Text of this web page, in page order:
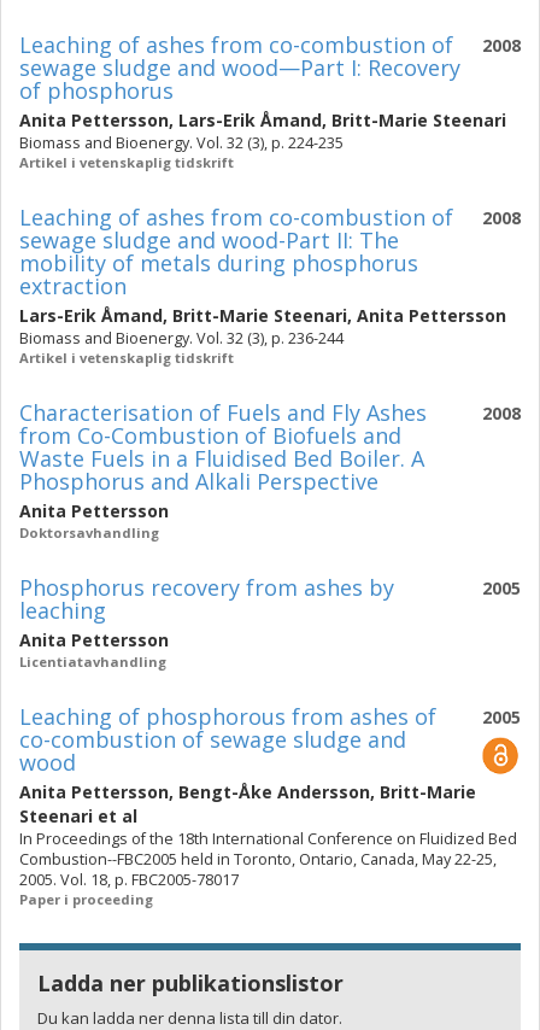
2008
Leaching of ashes from co-combustion of
sewage sludge and wood—Part I: Recovery
of phosphorus
Anita Pettersson, Lars-Erik Åmand, Britt-Marie Steenari
Biomass and Bioenergy. Vol. 32 (3), p. 224-235
Artikel i vetenskaplig tidskrift
2008
Leaching of ashes from co-combustion of
sewage sludge and wood-Part II: The
mobility of metals during phosphorus
extraction
Lars-Erik Åmand, Britt-Marie Steenari, Anita Pettersson
Biomass and Bioenergy. Vol. 32 (3), p. 236-244
Artikel i vetenskaplig tidskrift
2008
Characterisation of Fuels and Fly Ashes
from Co-Combustion of Biofuels and
Waste Fuels in a Fluidised Bed Boiler. A
Phosphorus and Alkali Perspective
Anita Pettersson
Doktorsavhandling
2005
Phosphorus recovery from ashes by
leaching
Anita Pettersson
Licentiatavhandling
2005
Leaching of phosphorous from ashes of
co-combustion of sewage sludge and
wood
Anita Pettersson, Bengt-Åke Andersson, Britt-Marie
Steenari et al
In Proceedings of the 18th International Conference on Fluidized Bed
Combustion--FBC2005 held in Toronto, Ontario, Canada, May 22-25,
2005. Vol. 18, p. FBC2005-78017
Paper i proceeding
Ladda ner publikationslistor
Du kan ladda ner denna lista till din dator.